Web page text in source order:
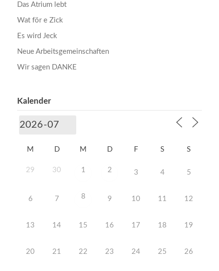
Das Atrium lebt
Wat för e Zick
Es wird Jeck
Neue Arbeitsgemeinschaften
Wir sagen DANKE
Kalender
M D M D F S S
29 30 1 2 3 4 5
6 7 8 9 10 11 12
13 14 15 16 17 18 19
20 21 22 23 24 25 26